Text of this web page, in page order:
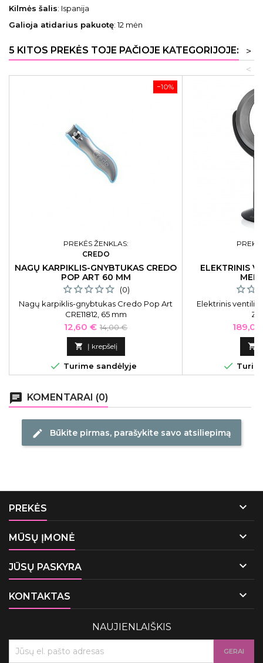
Kilmės šalis: Ispanija
Galioja atidarius pakuotę: 12 mėn
5 KITOS PREKĖS TOJE PAČIOJE KATEGORIJOJE:
>
<
−10%
PREKĖS ŽENKLAS:
CREDO
NAGŲ KARPIKLIS-GNYBTUKAS CREDO
POP ART 60 MM
(0)
Nagų karpiklis-gnybtukas Credo Pop Art
CRE11812, 65 mm
Kaina
12,60 € Bazinė
kaina
14,00 €
 Į krepšelį
 Turime sandėlyje
ELEKTRINIS
Elektrinis
Kaina


chat KOMENTARAI (0)
edit Būkite pirmas, parašykite savo atsiliepimą
PREKĖS 
MŪSŲ ĮMONĖ 
JŪSŲ PASKYRA 
KONTAKTAS 
NAUJIENLAIŠKIS